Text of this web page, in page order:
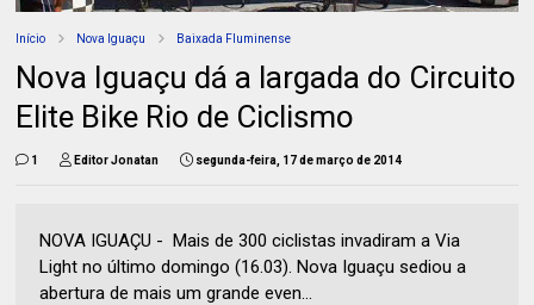
Início Nova Iguaçu Baixada Fluminense
Nova Iguaçu dá a largada do Circuito
Elite Bike Rio de Ciclismo
1 Editor Jonatan segunda-feira, 17 de março de 2014
NOVA IGUAÇU - Mais de 300 ciclistas invadiram a Via
Light no último domingo (16.03). Nova Iguaçu sediou a
abertura de mais um grande even...